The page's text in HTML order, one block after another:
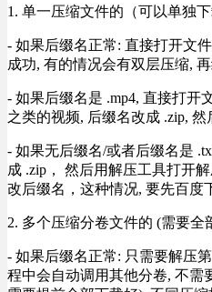
1. 单一压缩文件的（可以单独
- 如果后缀名正常: 直接打开文
成功, 有的情况会有双层压缩,
- 如果后缀名是 .mp4, 直接打开
之类的视频, 后缀名改成 .zip,
- 如果无后缀名/或者后缀名是
成 .zip， 然后用解压工具打开
改后缀名，这种情况, 要先百度
2. 多个压缩分卷文件的 (需要
- 如果后缀名正常: 只需要解压
程中会自动调用其他分卷, 不需